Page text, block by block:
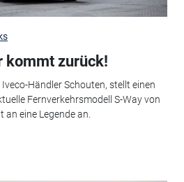
kommt zurück!
Händler Schouten, stellt einen
Fernverkehrsmodell S-Way von
eine Legende an.